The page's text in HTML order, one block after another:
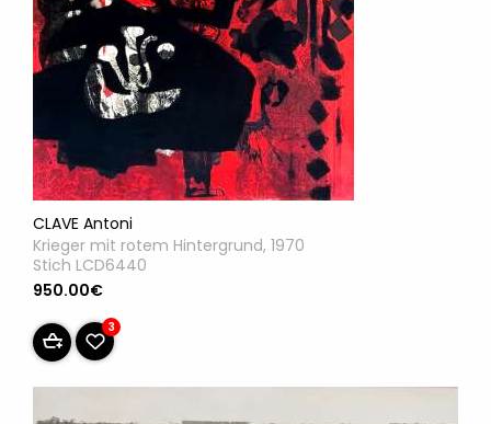
CLAVE Antoni
Krieger mit rotem Hintergrund, 1970
Stich LCD6440
950.00€
3